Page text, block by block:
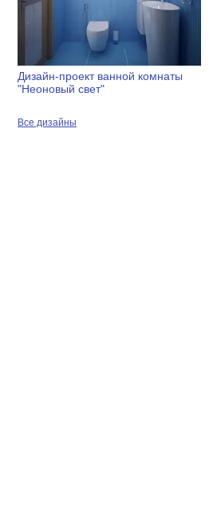
Дизайн-проект ванной комнаты
"Неоновый свет"
Все дизайны